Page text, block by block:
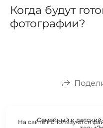
Когда будут
фотографии?
Семейный и
На сайте используются